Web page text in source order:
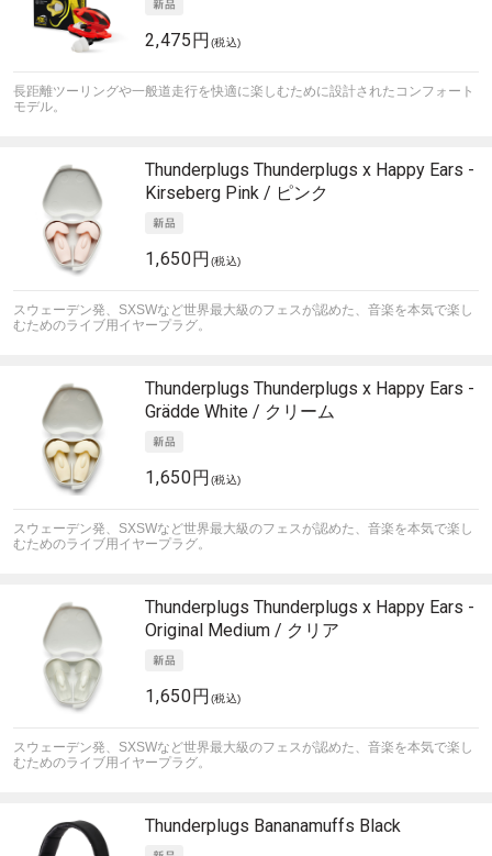
2,475円 (税込)
長距離ツーリングや一般道走行を快適に楽しむために設計されたコンフォート
モデル。
Thunderplugs Thunderplugs x Happy Ears -
Kirseberg Pink / ピンク
1,650円 (税込)
スウェーデン発、SXSWなど世界最大級のフェスが認めた、音楽を本気で楽し
むためのライブ用イヤープラグ。
Thunderplugs Thunderplugs x Happy Ears -
Grädde White / クリーム
1,650円 (税込)
スウェーデン発、SXSWなど世界最大級のフェスが認めた、音楽を本気で楽し
むためのライブ用イヤープラグ。
Thunderplugs Thunderplugs x Happy Ears -
Original Medium / クリア
1,650円 (税込)
スウェーデン発、SXSWなど世界最大級のフェスが認めた、音楽を本気で楽し
むためのライブ用イヤープラグ。
Thunderplugs Bananamuffs Black